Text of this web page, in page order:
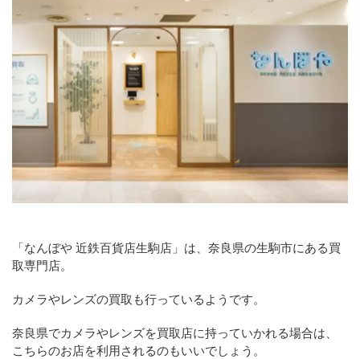
「なんぼや 近鉄百貨店生駒店」は、奈良県の生駒市にある買
取専門店。
カメラやレンズの買取も行っているようです。
奈良県でカメラやレンズを買取店に持っていかれる場合は、
こちらのお店を利用されるのもいいでしょう。